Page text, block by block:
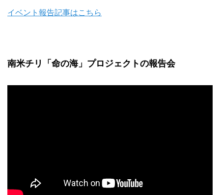
イベント報告記事はこちら
南米チリ「命の海」プロジェクトの報告会